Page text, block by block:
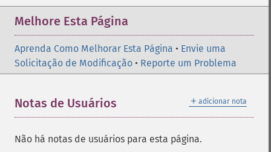
Melhore Esta Página
Aprenda Como Melhorar Esta Página • Envie uma
Solicitação de Modificação • Reporte um Problema
＋ adicionar nota
Notas de Usuários
Não há notas de usuários para esta página.